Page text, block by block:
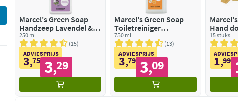
Marcel's Green Soap
Handzeep Lavendel &
Rozemarijn
250 ml
15
ADVIESPRIJS
3,75 3,29
Marcel's Green Soap
Toiletreiniger
Sinaasappel & Jasmijn
750 ml
13
ADVIESPRIJS
3,79 3,09
Hand
15 stuks
1,99